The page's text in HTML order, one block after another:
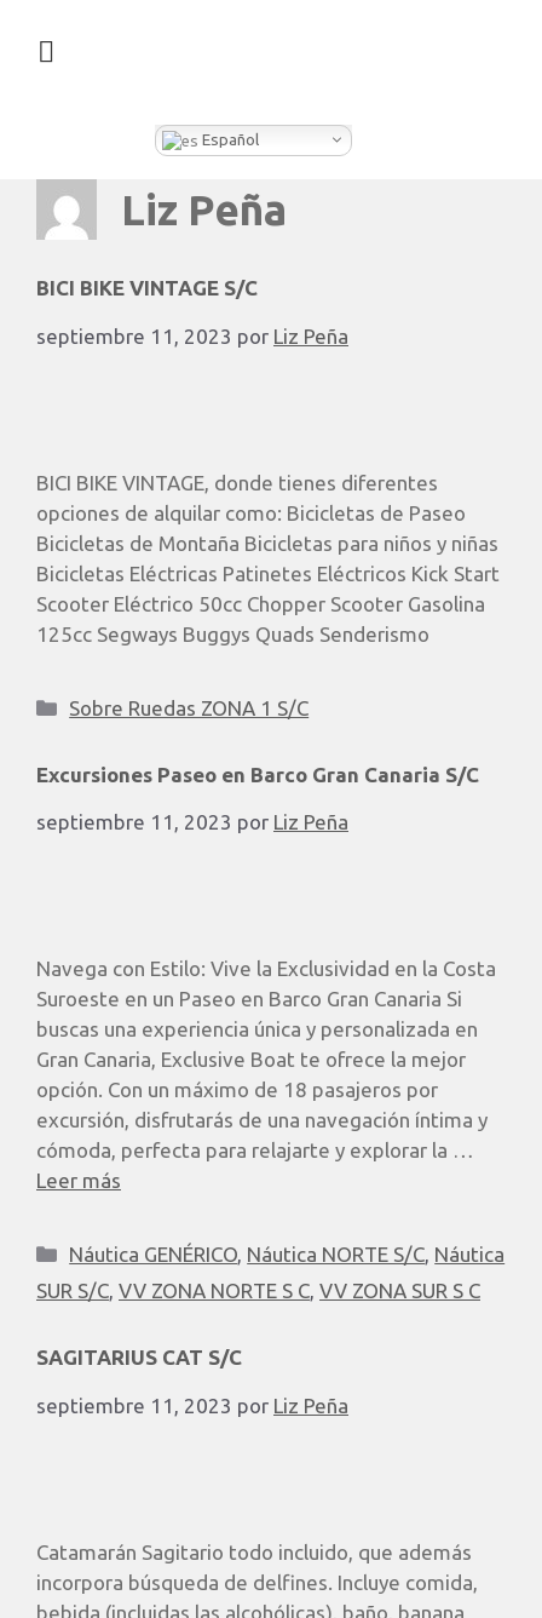
Español
Liz Peña
BICI BIKE VINTAGE S/C
septiembre 11, 2023 por Liz Peña
BICI BIKE VINTAGE, donde tienes diferentes
opciones de alquilar como: Bicicletas de Paseo
Bicicletas de Montaña Bicicletas para niños y niñas
Bicicletas Eléctricas Patinetes Eléctricos Kick Start
Scooter Eléctrico 50cc Chopper Scooter Gasolina
125cc Segways Buggys Quads Senderismo
Sobre Ruedas ZONA 1 S/C
Excursiones Paseo en Barco Gran Canaria S/C
septiembre 11, 2023 por Liz Peña
Navega con Estilo: Vive la Exclusividad en la Costa
Suroeste en un Paseo en Barco Gran Canaria Si
buscas una experiencia única y personalizada en
Gran Canaria, Exclusive Boat te ofrece la mejor
opción. Con un máximo de 18 pasajeros por
excursión, disfrutarás de una navegación íntima y
cómoda, perfecta para relajarte y explorar la …
Leer más
Náutica GENÉRICO, Náutica NORTE S/C, Náutica
SUR S/C, VV ZONA NORTE S C, VV ZONA SUR S C
SAGITARIUS CAT S/C
septiembre 11, 2023 por Liz Peña
Catamarán Sagitario todo incluido, que además
incorpora búsqueda de delfines. Incluye comida,
bebida (incluidas las alcohólicas), baño, banana